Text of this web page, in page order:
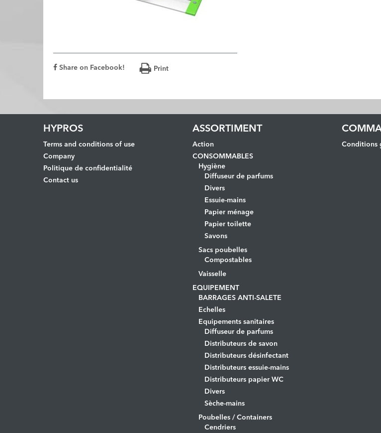
Share on Facebook! Print
HYPROS
Terms and conditions of use
Company
Politique de confidentialité
Contact us
ASSORTIMENT
Action
CONSOMMABLES
Hygiène
Diffuseur de parfums
Divers
Essuie-mains
Papier ménage
Papier toilette
Savons
Sacs poubelles
Compostables
Vaisselle
EQUIPEMENT
BARRAGES ANTI-SALETE
Echelles
Equipements sanitaires
Diffuseur de parfums
Distributeurs de savon
Distributeurs désinfectant
Distributeurs essuie-mains
Distributeurs papier WC
Divers
Sèche-mains
Poubelles / Containers
Cendriers
Conditions